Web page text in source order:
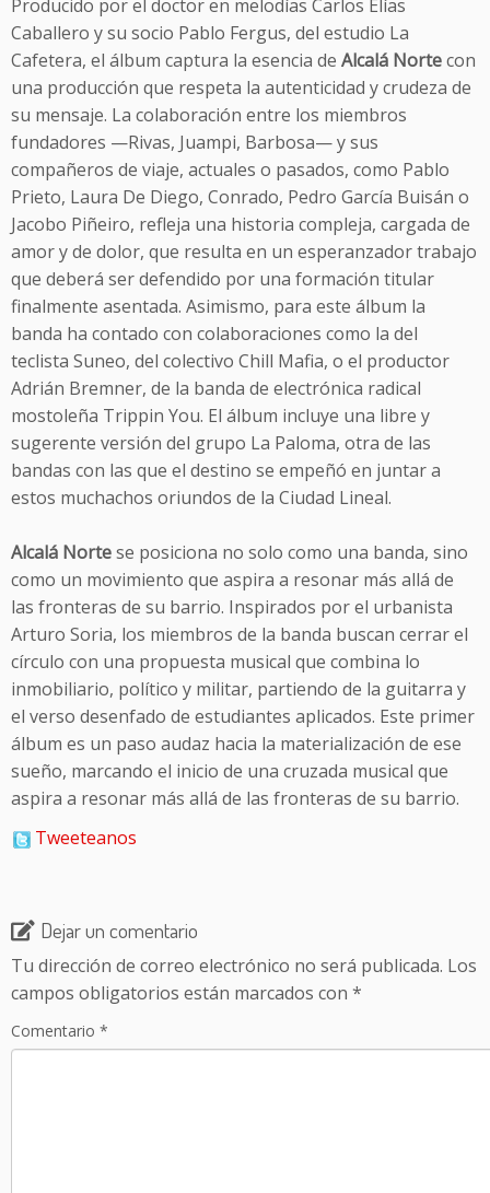
Producido por el doctor en melodías Carlos Elías
Caballero y su socio Pablo Fergus, del estudio La
Cafetera, el álbum captura la esencia de Alcalá Nortecon
una producción que respeta la autenticidad y crudeza de
su mensaje. La colaboración entre los miembros
fundadores —Rivas, Juampi, Barbosa— y sus
compañeros de viaje, actuales o pasados, como Pablo
Prieto, Laura De Diego, Conrado, Pedro García Buisán o
Jacobo Piñeiro, refleja una historia compleja, cargada de
amor y de dolor, que resulta en un esperanzador trabajo
que deberá ser defendido por una formación titular
finalmente asentada. Asimismo, para este álbum la
banda ha contado con colaboraciones como la del
teclista Suneo, del colectivo Chill Mafia, o el productor
Adrián Bremner, de la banda de electrónica radical
mostoleña Trippin You. El álbum incluye una libre y
sugerente versión del grupo La Paloma, otra de las
bandas con las que el destino se empeñó en juntar a
estos muchachos oriundos de la Ciudad Lineal.
Alcalá Nortese posiciona no solo como una banda, sino
como un movimiento que aspira a resonar más allá de
las fronteras de su barrio. Inspirados por el urbanista
Arturo Soria, los miembros de la banda buscan cerrar el
círculo con una propuesta musical que combina lo
inmobiliario, político y militar, partiendo de la guitarra y
el verso desenfado de estudiantes aplicados. Este primer
álbum es un paso audaz hacia la materialización de ese
sueño, marcando el inicio de una cruzada musical que
aspira a resonar más allá de las fronteras de su barrio.
Tweeteanos
Dejar un comentario
Tu dirección de correo electrónico no será publicada. Los
campos obligatorios están marcados con *
Comentario *